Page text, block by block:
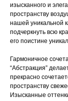
изысканного и
пространству
нашей уникальной
подчеркнуть всю
его поистине
Гармоничное
“Абстракция”
прекрасно
пространству
Изысканные